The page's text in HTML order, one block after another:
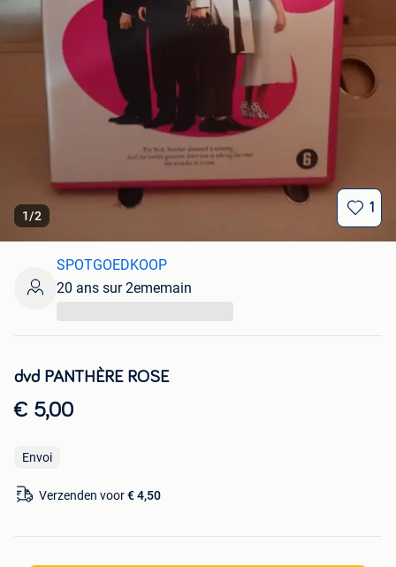
1/2
1
dvd PANTHÈRE ROSE
€ 5,00
Envoi
Verzenden voor€ 4,50
SPOTGOEDKOOP
20 ans sur 2ememain